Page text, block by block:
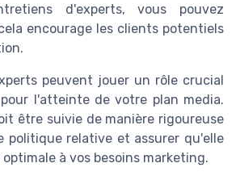
d'experts, vous pouvez
encourage les clients potentiels
peuvent jouer un rôle crucial
l'atteinte de votre plan media.
être suivie de manière rigoureuse
politique relative et assurer qu'elle
à vos besoins marketing.